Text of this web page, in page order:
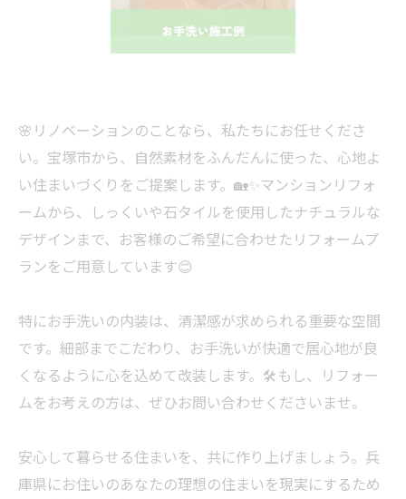
🌸リノベーションのことなら、私たちにお任せくださ
い。宝塚市から、自然素材をふんだんに使った、心地よ
い住まいづくりをご提案します。🏡✨マンションリフォ
ームから、しっくいや石タイルを使用したナチュラルな
デザインまで、お客様のご希望に合わせたリフォームプ
ランをご用意しています😊
特にお手洗いの内装は、清潔感が求められる重要な空間
です。細部までこだわり、お手洗いが快適で居心地が良
くなるように心を込めて改装します。🛠️もし、リフォー
ムをお考えの方は、ぜひお問い合わせくださいませ。
安心して暮らせる住まいを、共に作り上げましょう。兵
庫県にお住いのあなたの理想の住まいを現実にするため